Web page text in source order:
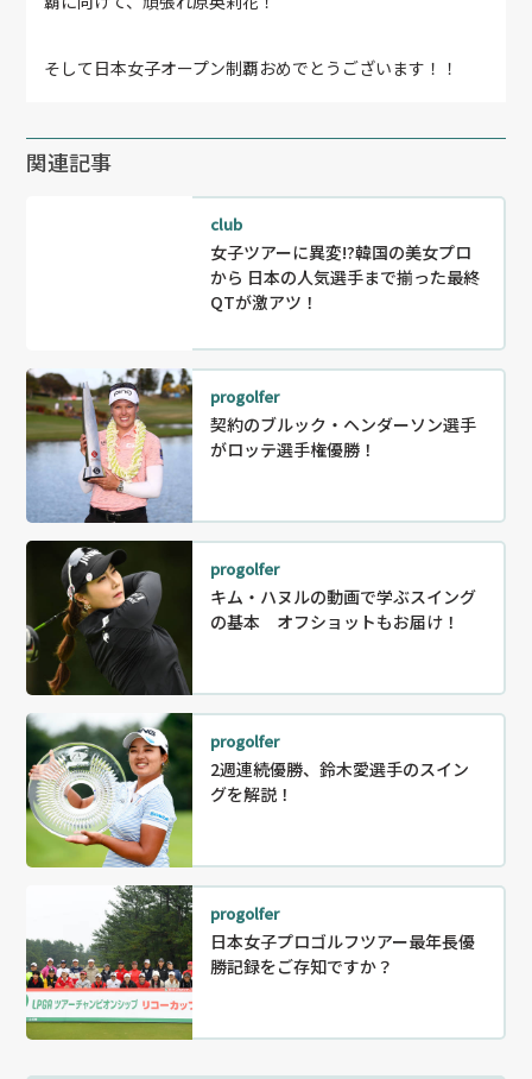
そして日本女子オープン制覇おめでとうございます！！
関連記事
club
女子ツアーに異変!?韓国の美女プロ
から 日本の人気選手まで揃った最終
QTが激アツ！
progolfer
契約のブルック・ヘンダーソン選手
がロッテ選手権優勝！
progolfer
キム・ハヌルの動画で学ぶスイング
の基本 オフショットもお届け！
progolfer
2週連続優勝、鈴木愛選手のスイン
グを解説！
progolfer
日本女子プロゴルフツアー最年長優
勝記録をご存知ですか？